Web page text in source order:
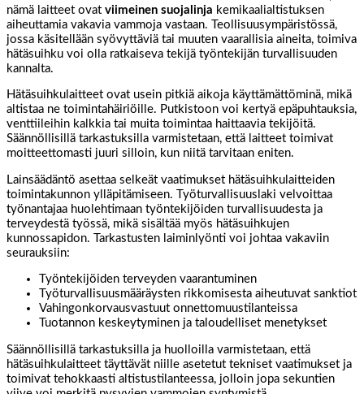
nämä laitteet ovat viimeinen suojalinja kemikaalialtistuksen
aiheuttamia vakavia vammoja vastaan. Teollisuusympäristössä,
jossa käsitellään syövyttäviä tai muuten vaarallisia aineita, toimiva
hätäsuihku voi olla ratkaiseva tekijä työntekijän turvallisuuden
kannalta.
Hätäsuihkulaitteet ovat usein pitkiä aikoja käyttämättöminä, mikä
altistaa ne toimintahäiriöille. Putkistoon voi kertyä epäpuhtauksia,
venttiileihin kalkkia tai muita toimintaa haittaavia tekijöitä.
Säännöllisillä tarkastuksilla varmistetaan, että laitteet toimivat
moitteettomasti juuri silloin, kun niitä tarvitaan eniten.
Lainsäädäntö asettaa selkeät vaatimukset hätäsuihkulaitteiden
toimintakunnon ylläpitämiseen. Työturvallisuuslaki velvoittaa
työnantajaa huolehtimaan työntekijöiden turvallisuudesta ja
terveydestä työssä, mikä sisältää myös hätäsuihkujen
kunnossapidon. Tarkastusten laiminlyönti voi johtaa vakaviin
seurauksiin:
Työntekijöiden terveyden vaarantuminen
Työturvallisuusmääräysten rikkomisesta aiheutuvat sanktiot
Vahingonkorvausvastuut onnettomuustilanteissa
Tuotannon keskeytyminen ja taloudelliset menetykset
Säännöllisillä tarkastuksilla ja huolloilla varmistetaan, että
hätäsuihkulaitteet täyttävät niille asetetut tekniset vaatimukset ja
toimivat tehokkaasti altistustilanteessa, jolloin jopa sekuntien